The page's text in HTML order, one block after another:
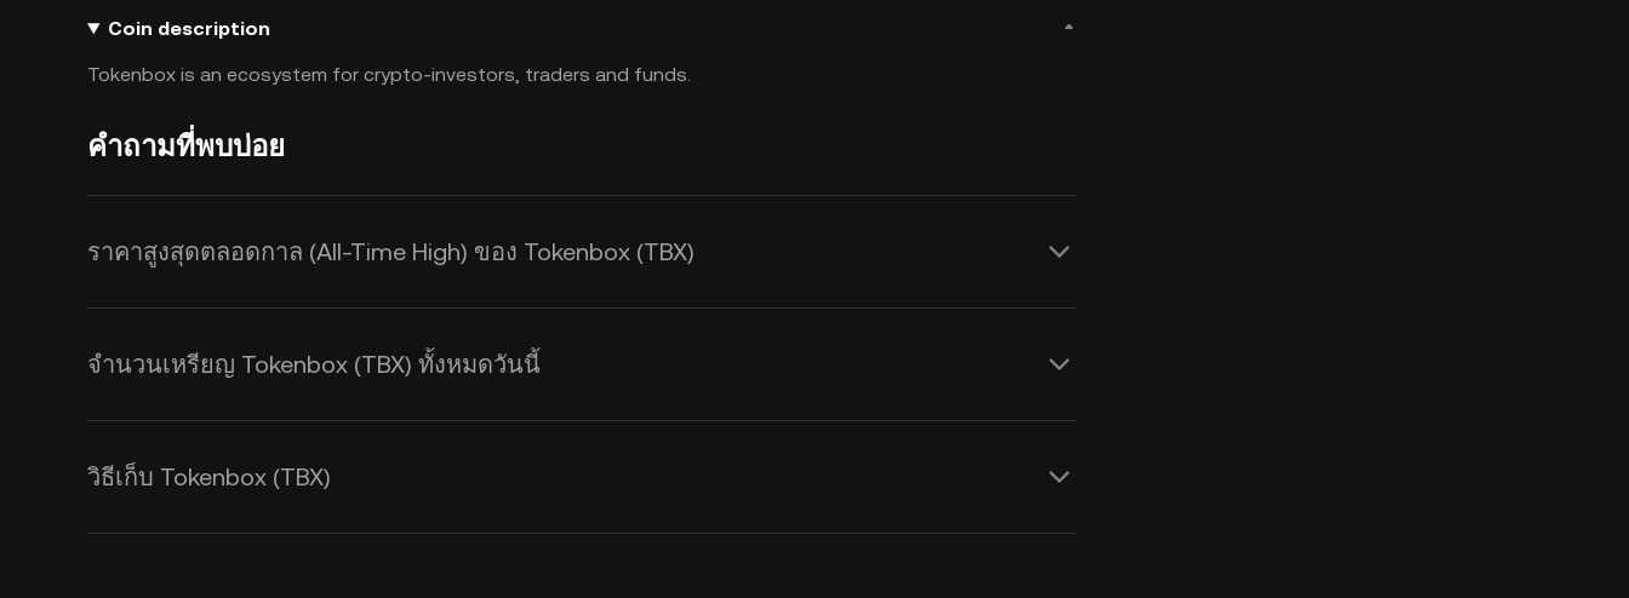
Coin description
Tokenbox is an ecosystem for crypto-investors, traders and funds.
คำถามที่พบบ่อย
ราคาสูงสุดตลอดกาล (All-Time High) ของ Tokenbox (TBX)
จำนวนเหรียญ Tokenbox (TBX) ทั้งหมดวันนี้
วิธีเก็บ Tokenbox (TBX)